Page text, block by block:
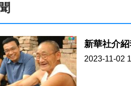
新華社介
2023-11-02